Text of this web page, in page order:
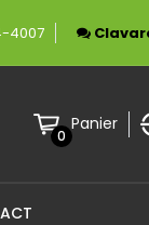
4007
0
Panier